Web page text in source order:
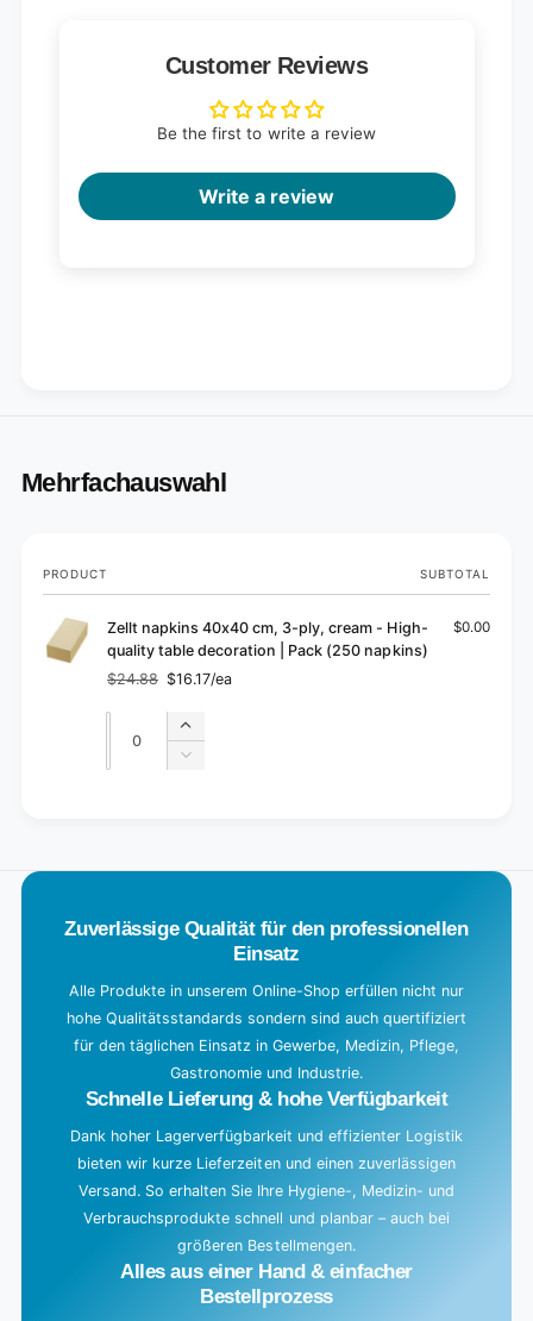
Customer Reviews
Be the first to write a review
Write a review
Mehrfachauswahl
Your
cart
PRODUCT SUBTOTAL
Zellt napkins 40x40 cm, 3-ply, cream - High-
quality table decoration | Pack (250 napkins)
Regular
price
$24.88
Sale
price
$16.17/ea
$0.00
Quantity
Increase
quantity
Decrease
a
Zuverlässige Qualität für den professionellen
Einsatz
Alle Produkte in unserem Online-Shop erfüllen nicht nur
hohe Qualitätsstandards sondern sind auch quertifiziert
für den täglichen Einsatz in Gewerbe, Medizin, Pflege,
Gastronomie und Industrie.
Schnelle Lieferung & hohe Verfügbarkeit
Dank hoher Lagerverfügbarkeit und effizienter Logistik
bieten wir kurze Lieferzeiten und einen zuverlässigen
Versand. So erhalten Sie Ihre Hygiene-, Medizin- und
Verbrauchsprodukte schnell und planbar – auch bei
größeren Bestellmengen.
Alles aus einer Hand & einfacher
Bestellprozess